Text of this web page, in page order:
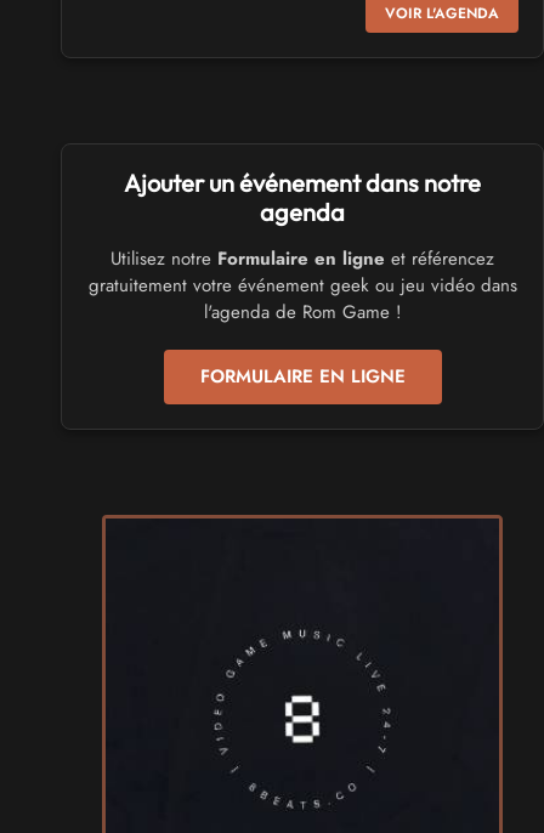
Virtual Calais - salon du jeu vidéo et des loisirs
numériques 2026
SALONS & CONVENTIONS GEEKS
Trolls et Légendes 2027
du 26 au 28 mars 2027 - à Mons
CULTURE JAPONAISE ET OTAKU
Mang'Azur 2027
les 24 et 25 avril 2027 - à Toulon
SALONS & CONVENTIONS GEEKS
Play Azur Festival 2027
SALONS & CONVENTIONS GEEKS
VIDES GRENIERS, BROCANTES
Broc'Land Geek Reims 2026
le 27 septembre 2026 - à Reims
CULTURE JAPONAISE ET OTAKU
le 8 novembre 2026 - à Morcenx
VOIR L'AGENDA
Ajouter un événement dans notre
agenda
Utilisez notre Formulaire en ligne et référencez
gratuitement votre événement geek ou jeu vidéo dans
l'agenda de Rom Game !
FORMULAIRE EN LIGNE